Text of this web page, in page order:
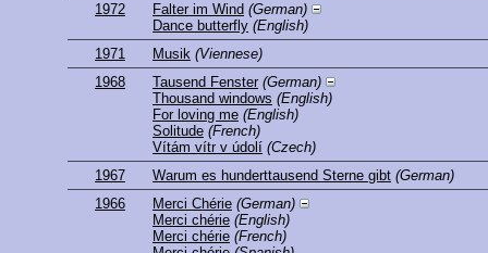
1972
Falter im Wind (German)
Dance butterfly (English)
1971
Musik (Viennese)
1968
Tausend Fenster (German)
Thousand windows (English)
For loving me (English)
Solitude (French)
Vítám vítr v údolí (Czech)
1967
Warum es hunderttausend Sterne gibt (German)
1966
Merci Chérie (German)
Merci chérie (English)
Merci chérie (French)